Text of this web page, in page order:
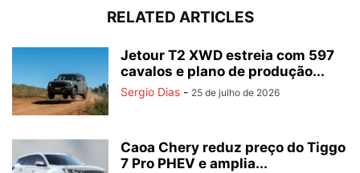
RELATED ARTICLES
Jetour T2 XWD estreia com 597
cavalos e plano de produção...
Sergio Dias - 25 de julho de 2026
Caoa Chery reduz preço do Tiggo
7 Pro PHEV e amplia...